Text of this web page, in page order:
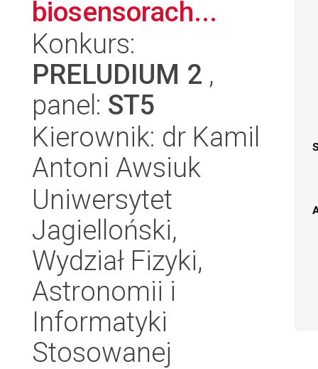
biosensorach...
Konkurs:
PRELUDIUM 2 ,
panel: ST5
Kierownik: dr Kamil
Antoni Awsiuk
Uniwersytet
Jagielloński,
Wydział Fizyki,
Astronomii i
Informatyki
Stosowanej